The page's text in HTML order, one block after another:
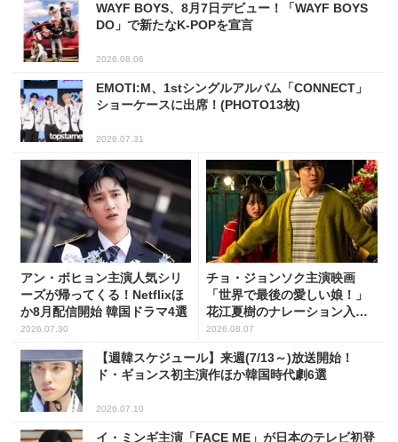
WAYF BOYS、8月7日デビュー！「WAYF BOYS
DO」で新たなK-POPを宣言
2026.08.06
EMOTI:M、1stシングルアルバム「CONNECT」
ショーケースに出席！(PHOTO13枚)
2026.07.31
アン・ボヒョン主演人気シリ
ーズが帰ってくる！Netflixほ
か8月配信開始 韓国ドラマ4選
2026.07.30
チョ・ジョンソク主演映画
「世界で最後の愛しい娘！」
花江夏樹のナレーション入り
予告映像解禁！
2026.08.07
【週韓スケジュール】来週(7/13～)放送開始！
ド・ギョンス初主演作ほか韓国時代劇6選
2026.07.10
イ・ミンギ主演「FACE ME」が日本のテレビ初登